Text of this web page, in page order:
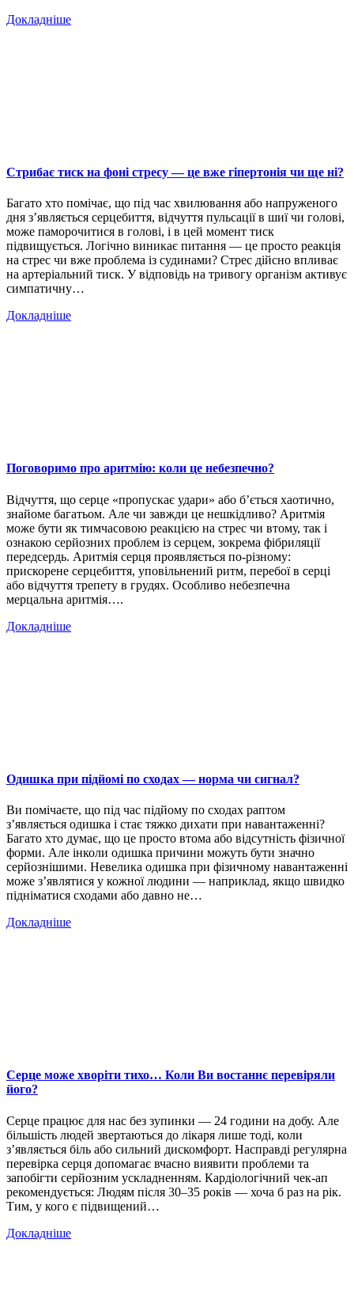
Докладніше
Стрибає тиск на фоні стресу — це вже гіпертонія чи ще ні?
Багато хто помічає, що під час хвилювання або напруженого
дня з’являється серцебиття, відчуття пульсації в шиї чи голові,
може паморочитися в голові, і в цей момент тиск
підвищується. Логічно виникає питання — це просто реакція
на стрес чи вже проблема із судинами? Стрес дійсно впливає
на артеріальний тиск. У відповідь на тривогу організм активує
симпатичну…
Докладніше
Поговоримо про аритмію: коли це небезпечно?
Відчуття, що серце «пропускає удари» або б’ється хаотично,
знайоме багатьом. Але чи завжди це нешкідливо? Аритмія
може бути як тимчасовою реакцією на стрес чи втому, так і
ознакою серйозних проблем із серцем, зокрема фібриляції
передсердь. Аритмія серця проявляється по-різному:
прискорене серцебиття, уповільнений ритм, перебої в серці
або відчуття трепету в грудях. Особливо небезпечна
мерцальна аритмія….
Докладніше
Одишка при підйомі по сходах — норма чи сигнал?
Ви помічаєте, що під час підйому по сходах раптом
з’являється одишка і стає тяжко дихати при навантаженні?
Багато хто думає, що це просто втома або відсутність фізичної
форми. Але інколи одишка причини можуть бути значно
серйознішими. Невелика одишка при фізичному навантаженні
може з’являтися у кожної людини — наприклад, якщо швидко
підніматися сходами або давно не…
Докладніше
Серце може хворіти тихо… Коли Ви востаннє перевіряли
його?
Серце працює для нас без зупинки — 24 години на добу. Але
більшість людей звертаються до лікаря лише тоді, коли
з’являється біль або сильний дискомфорт. Насправді регулярна
перевірка серця допомагає вчасно виявити проблеми та
запобігти серйозним ускладненням. Кардіологічний чек-ап
рекомендується: Людям після 30–35 років — хоча б раз на рік.
Тим, у кого є підвищений…
Докладніше